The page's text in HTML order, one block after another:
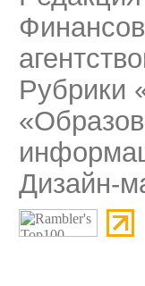
Рубрики
Дизайн-